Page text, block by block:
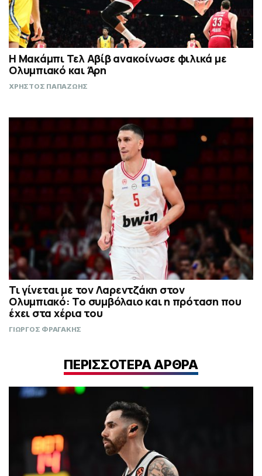
Η Μακάμπι Τελ Αβίβ ανακοίνωσε φιλικά με
Ολυμπιακό και Άρη
ΧΡΗΣΤΟΣ ΠΑΠΑΖΩΗΣ
Τι γίνεται με τον Λαρεντζάκη στον
Ολυμπιακό: Το συμβόλαιο και η πρόταση που
έχει στα χέρια του
ΓΙΩΡΓΟΣ ΦΡΑΓΑΚΗΣ
ΠΕΡΙΣΣΟΤΕΡΑ ΑΡΘΡΑ